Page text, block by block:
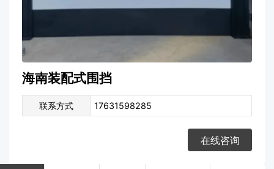
海南装配式围挡
联系方式 17631598285
在线咨询